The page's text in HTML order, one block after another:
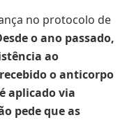
no protocolo de
o ano passado,
ao
o anticorpo
aplicado via
pede que as